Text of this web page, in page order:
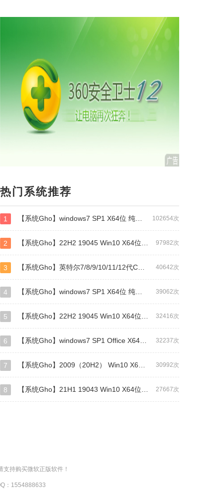
热门系统推荐
102654次
1 【系统Gho】windows7 SP1 X64位 纯净旗舰版（万能驱动版）
97982次
2 【系统Gho】22H2 19045 Win10 X64位 纯净专业版（万能驱动版）
40642次
3 【系统Gho】英特尔7/8/9/10/11/12代CPU专用 64位 WIN7
39062次
4 【系统Gho】windows7 SP1 X64位 纯净旗舰版（驱动总裁版）
32416次
5 【系统Gho】22H2 19045 Win10 X64位 纯净专业版（驱动总裁版）
32237次
6 【系统Gho】windows7 SP1 Office X64位 旗舰版（补丁更新至2026年1月)
30992次
7 【系统Gho】2009（20H2） Win10 X64位 纯净专业版（GHO/WIM格式）
27667次
8 【系统Gho】21H1 19043 Win10 X64位 纯净专业版（GHO/WIM格式）
持购买微软正版软件！
：1554888633